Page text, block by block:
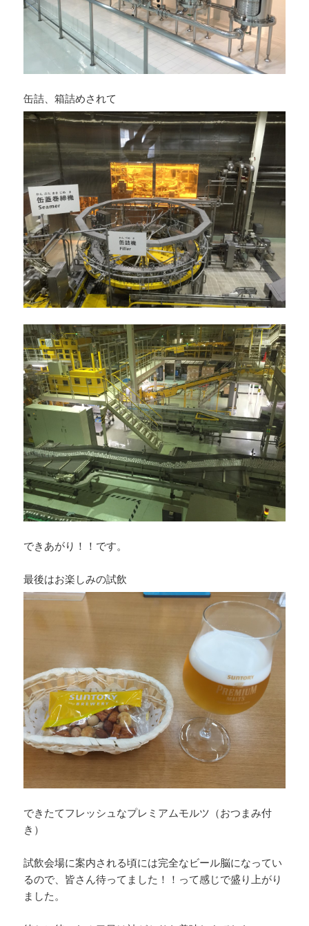
缶詰、箱詰めされて
できあがり！！です。
最後はお楽しみの試飲
できたてフレッシュなプレミアムモルツ（おつまみ付
き）
試飲会場に案内される頃には完全なビール脳になってい
るので、皆さん待ってました！！って感じで盛り上がり
ました。